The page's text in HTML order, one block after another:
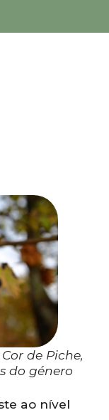
de Piche,
do género
ao nível